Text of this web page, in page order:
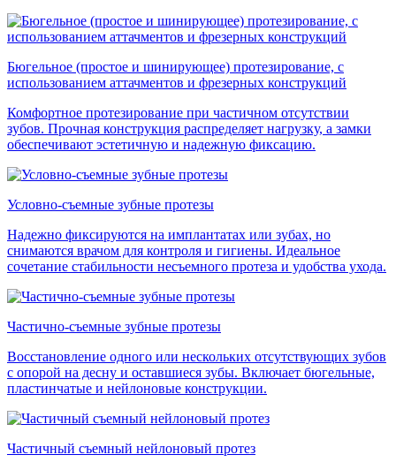
Бюгельное (простое и шинирующее) протезирование, с
использованием аттачментов и фрезерных конструкций
Комфортное протезирование при частичном отсутствии
зубов. Прочная конструкция распределяет нагрузку, а замки
обеспечивают эстетичную и надежную фиксацию.
Условно-съемные зубные протезы
Надежно фиксируются на имплантатах или зубах, но
снимаются врачом для контроля и гигиены. Идеальное
сочетание стабильности несъемного протеза и удобства ухода.
Частично-съемные зубные протезы
Восстановление одного или нескольких отсутствующих зубов
с опорой на десну и оставшиеся зубы. Включает бюгельные,
пластинчатые и нейлоновые конструкции.
Частичный съемный нейлоновый протез